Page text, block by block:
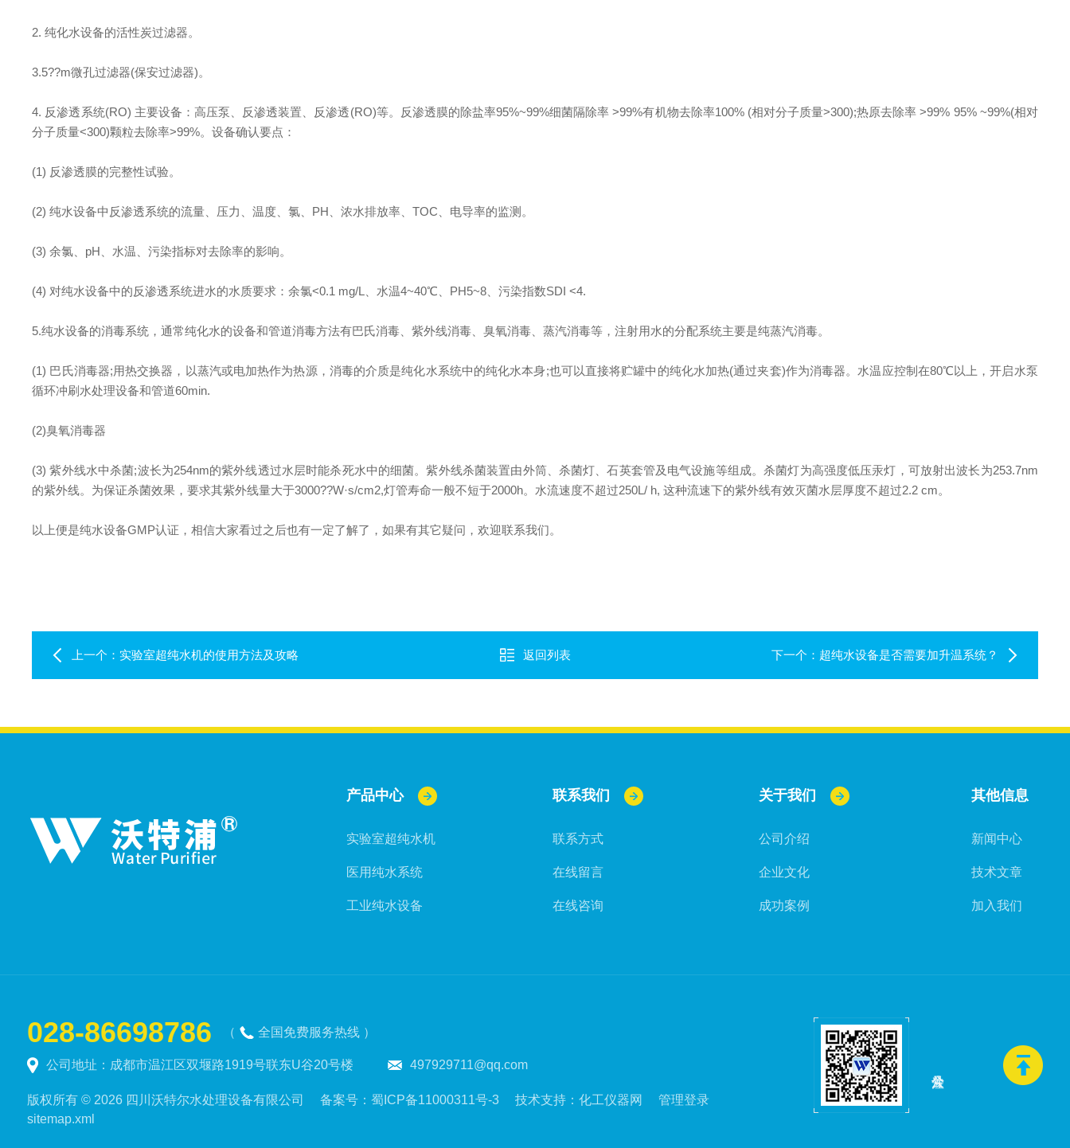
2. 纯化水设备的活性炭过滤器。
3.5??m微孔过滤器(保安过滤器)。
4. 反渗透系统(RO) 主要设备：高压泵、反渗透装置、反渗透(RO)等。反渗透膜的除盐率95%~99%细菌隔除率 >99%有机物去除率100% (相对分子质量>300);热原去除率 >99% 95% ~99%(相对
分子质量<300)颗粒去除率>99%。设备确认要点：
(1) 反渗透膜的完整性试验。
(2) 纯水设备中反渗透系统的流量、压力、温度、氯、PH、浓水排放率、TOC、电导率的监测。
(3) 余氯、pH、水温、污染指标对去除率的影响。
(4) 对纯水设备中的反渗透系统进水的水质要求：余氯<0.1 mg/L、水温4~40℃、PH5~8、污染指数SDI <4.
5.纯水设备的消毒系统，通常纯化水的设备和管道消毒方法有巴氏消毒、紫外线消毒、臭氧消毒、蒸汽消毒等，注射用水的分配系统主要是纯蒸汽消毒。
(1) 巴氏消毒器;用热交换器，以蒸汽或电加热作为热源，消毒的介质是纯化水系统中的纯化水本身;也可以直接将贮罐中的纯化水加热(通过夹套)作为消毒器。水温应控制在80℃以上，开启水泵
循环冲刷水处理设备和管道60min.
(2)臭氧消毒器
(3) 紫外线水中杀菌;波长为254nm的紫外线透过水层时能杀死水中的细菌。紫外线杀菌装置由外筒、杀菌灯、石英套管及电气设施等组成。杀菌灯为高强度低压汞灯，可放射出波长为253.7nm
的紫外线。为保证杀菌效果，要求其紫外线量大于3000??W·s/cm2,灯管寿命一般不短于2000h。水流速度不超过250L/ h, 这种流速下的紫外线有效灭菌水层厚度不超过2.2 cm。
以上便是纯水设备GMP认证，相信大家看过之后也有一定了解了，如果有其它疑问，欢迎联系我们。
上一个：实验室超纯水机的使用方法及攻略 返回列表 下一个： 超纯水设备是否需要加升温系统？
产品中心
实验室超纯水机
医用纯水系统
工业纯水设备
联系我们
联系方式
在线留言
在线咨询
关于我们
公司介绍
企业文化
成功案例
其他信息
新闻中心
技术文章
加入我们
028-86698786 （ 全国免费服务热线 ）
公司地址：成都市温江区双堰路1919号联东U谷20号楼 497929711@qq.com
版权所有 © 2026 四川沃特尔水处理设备有限公司 备案号： 蜀ICP备11000311号-3技术支持： 化工仪器网
管理登录
sitemap.xml